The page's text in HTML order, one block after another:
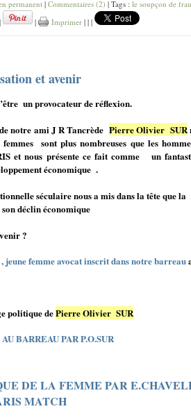
permanent | Commentaires (2) | Tags : le soupçon de
| | Imprimer | | |
et avenir
un provocateur de réflexion.
notre ami J R Tancrède Pierre Olivier SUR
sont plus nombreuses que les
et nous présente ce fait comme
un
économique .
séculaire nous a mis dans la tête que la
déclin économique
?
jeune femme avocat inscrit dans notre barreau
politique dePierre Olivier SUR
BARREAU PAR P.O.SUR
DE LA FEMME PAR
MATCH